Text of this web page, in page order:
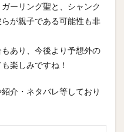
ーリング聖と、シャンク
が親子である可能性も非
あり、今後より予想外の
楽しみですね！
介・ネタバレ等しており